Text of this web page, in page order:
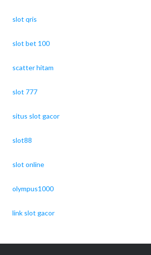
slot qris
slot bet 100
scatter hitam
slot 777
situs slot gacor
slot88
slot online
olympus1000
link slot gacor